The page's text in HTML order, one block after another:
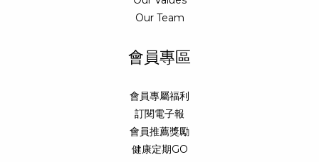
Our Team
會員專區
會員專屬福利
訂閱電子報
會員推薦獎勵
健康定期GO